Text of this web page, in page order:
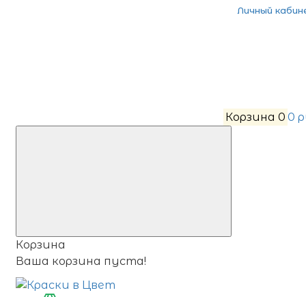
Личный
Корзина 0 0
Корзина
Ваша корзина пуста!